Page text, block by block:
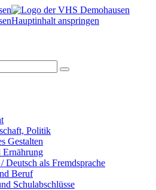
Hauptinhalt anspringen
Politik
Gestalten
Ernährung
Deutsch als Fremdsprache
Beruf
Schulabschlüsse